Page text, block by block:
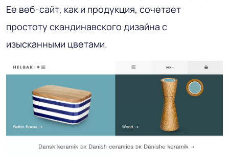
Ее веб-сайт, как и продукция, сочетает
простоту скандинавского дизайна с
изысканными цветами.